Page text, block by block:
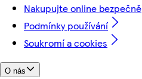
Nakupujte online bezpečně
Podmínky používání
Soukromí a cookies
O nás